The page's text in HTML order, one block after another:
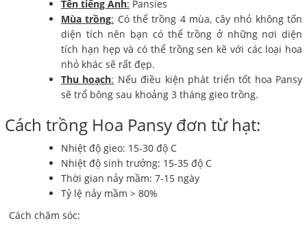
Tên tiếng Anh: Pansies
Mùa trồng: Có thể trồng 4 mùa, cây nhỏ không tốn
diện tích nên bạn có thể trồng ở những nơi diện
tích hạn hẹp và có thể trồng sen kẽ với các loại hoa
nhỏ khác sẽ rất đẹp.
Thu hoạch: Nếu điều kiện phát triển tốt hoa Pansy
sẽ trổ bông sau khoảng 3 tháng gieo trồng.
Cách trồng Hoa Pansy đơn từ hạt:
Nhiệt độ gieo: 15-30 độ C
Nhiệt độ sinh trưởng: 15-35 độ C
Thời gian nảy mầm: 7-15 ngày
Tỷ lệ nảy mầm > 80%
Cách chăm sóc: